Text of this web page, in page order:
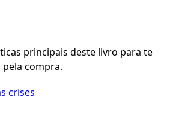
principais deste livro para te
compra.
crises